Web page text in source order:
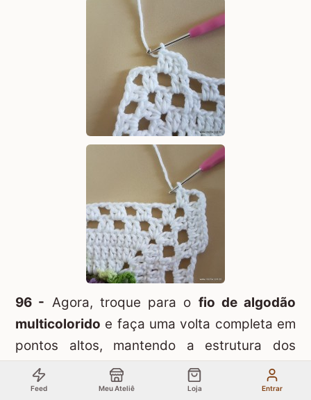
96 - Agora, troque para o fio de algodão
multicolorido e faça uma volta completa em
pontos altos, mantendo a estrutura dos
cantos para que o tapete não emborque.
Feed Meu Ateliê Loja Entrar